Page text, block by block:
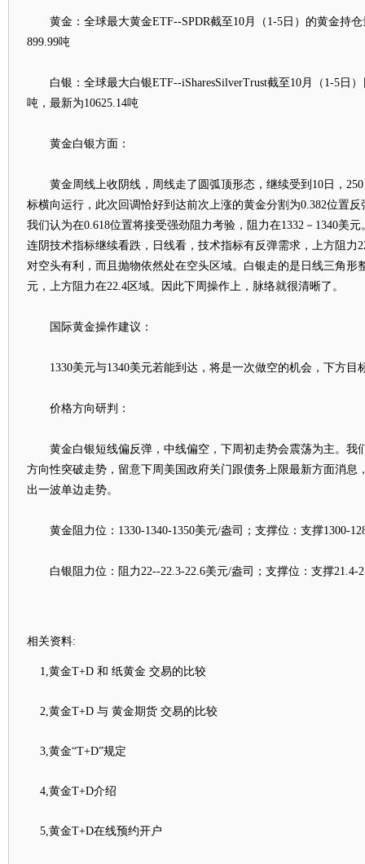
黄金：全球最大黄金ETF--SPDR截至10月（1-5日）的黄金持仓
899.99吨
白银：全球最大白银ETF--iSharesSilverTrust截至10月（1-5日）
吨，最新为10625.14吨
黄金白银方面：
黄金周线上收阴线，周线走了圆弧顶形态，继续受到10日，250
标横向运行，此次回调恰好到达前次上涨的黄金分割为0.382位置
我们认为在0.618位置将接受强劲阻力考验，阻力在1332－1340美
连阴技术指标继续看跌，日线看，技术指标有反弹需求，上方阻力
对空头有利，而且抛物依然处在空头区域。白银走的是日线三角形
元，上方阻力在22.4区域。因此下周操作上，脉络就很清晰了。
国际黄金操作建议：
1330美元与1340美元若能到达，将是一次做空的机会，下方目
价格方向研判：
黄金白银短线偏反弹，中线偏空，下周初走势会震荡为主。我
方向性突破走势，留意下周美国政府关门跟债务上限最新方面消息
出一波单边走势。
黄金阻力位：1330-1340-1350美元/盎司；支撑位：支撑1300-
白银阻力位：阻力22--22.3-22.6美元/盎司；支撑位：支撑21.4-
相关资料:
1,黄金T+D 和 纸黄金 交易的比较
2,黄金T+D 与 黄金期货 交易的比较
3,黄金“T+D”规定
4,黄金T+D介绍
5,黄金T+D在线预约开户